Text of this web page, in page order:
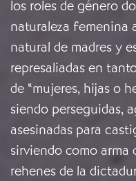
los roles de género
naturaleza femenina
natural de madres y
represaliadas en
de “mujeres, hijas o
siendo perseguidas,
asesinadas para
sirviendo como
rehenes de la